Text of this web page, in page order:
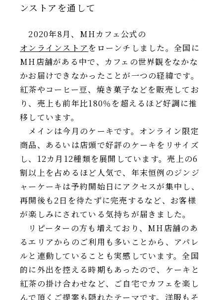
ンストアを通して
2020年8月、MHカフェ公式の
オンラインストア をローンチしました。全国に
MH店舗がある中で、カフェの世界観をなかな
かお届けできなかったことが一つの経緯です。
紅茶やコーヒー豆、焼き菓子などを販売してお
り、売上も前年比180％を超えるほど好調に推
移しています。
メインは今月のケーキです。オンライン限定
商品、あるいは店頭で好評のケーキをリサイズ
し、12カ月12種類を展開しています。売上の6
割以上を占めるほど人気で、年末恒例のジンジ
ャーケーキは予約開始日にアクセスが集中し、
再開後も2日を待たずに完売するなど、お客様
が楽しみにされている気持ちが届きました。
リピーターの方も増えており、MH店舗のあ
るエリアからのご利用も多いことから、アパレ
ルと連動していることも実感しています。全国
的に外出を控える時期もあったので、ケーキと
紅茶の掛け合わせなど、ご自宅でカフェを楽し
んで頂くご提案も隠れたテーマです。洋服もそ